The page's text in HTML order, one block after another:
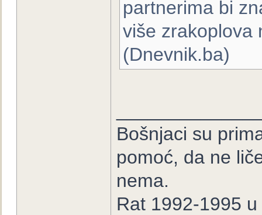
partnerima bi
više zrakoplova
(Dnevnik.ba)
Bošnjaci su
pomoć, da ne
nema.
Rat 1992-1995